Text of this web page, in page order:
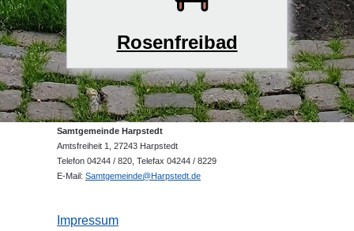
Rosenfreibad
Samtgemeinde Harpstedt
Amtsfreiheit 1, 27243 Harpstedt
Telefon 04244 / 820, Telefax 04244 / 8229
E-Mail: Samtgemeinde@Harpstedt.de
Impressum